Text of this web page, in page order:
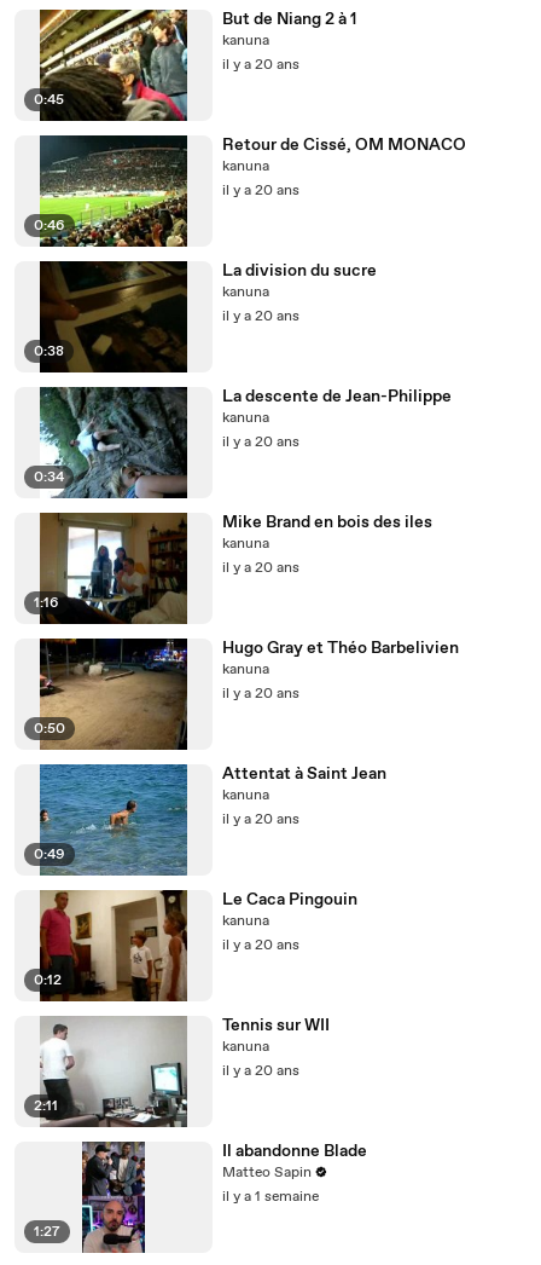
0:45
But de Niang 2 à 1
kanuna
il y a 20 ans
0:46
Retour de Cissé, OM MONACO
kanuna
il y a 20 ans
0:38
La division du sucre
kanuna
il y a 20 ans
0:34
La descente de Jean-Philippe
kanuna
il y a 20 ans
1:16
Mike Brand en bois des iles
kanuna
il y a 20 ans
0:50
Hugo Gray et Théo Barbelivien
kanuna
il y a 20 ans
0:49
Attentat à Saint Jean
kanuna
il y a 20 ans
0:12
Le Caca Pingouin
kanuna
il y a 20 ans
2:11
Tennis sur WII
kanuna
il y a 20 ans
1:27
Il abandonne Blade
Matteo Sapin
il y a 1 semaine